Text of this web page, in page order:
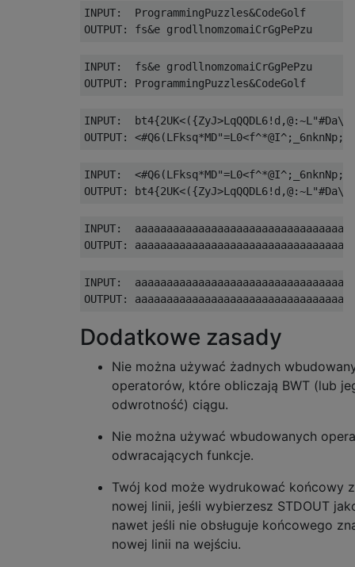
INPUT:  ProgrammingPuzzles&CodeGolf
INPUT:  fs&e grodllnomzomaiCrGgPePzu
INPUT:
INPUT:
INPUT:
INPUT:
Dodatkowe zasady
Nie można używać żadnych
operatorów, które obliczają BWT (lub
odwrotność) ciągu.
Nie można używać wbudowanych
odwracających funkcje.
Twój kod może wydrukować końcowy
nowej linii, jeśli wybierzesz STDOUT
nawet jeśli nie obsługuje końcowego
nowej linii na wejściu.